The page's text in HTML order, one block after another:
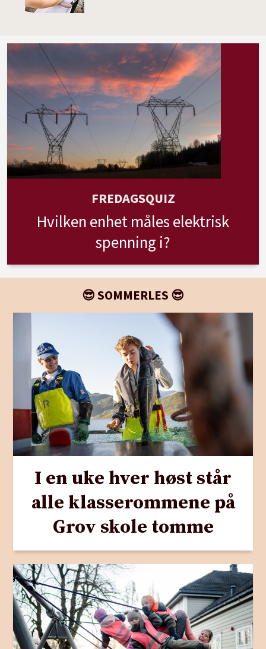
FREDAGSQUIZ
Hvilken enhet måles elektrisk
spenning i?
😎 SOMMERLES 😎
I en uke hver høst står
alle klasserommene på
Grov skole tomme